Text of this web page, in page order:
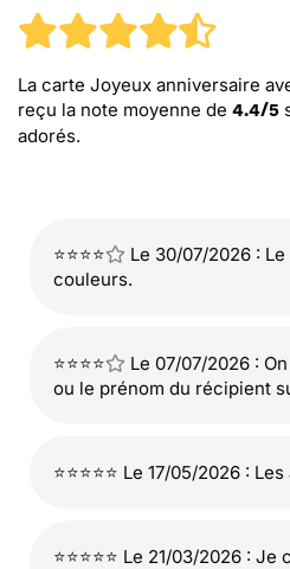
La carte Joyeux anniversaire
reçu la note moyenne de 4.4/5
adorés.
⭐⭐⭐⭐
Le 30/07/2026 :
couleurs.
⭐⭐⭐⭐
Le 07/07/2026 :
ou le prénom du récipient
⭐⭐⭐⭐⭐ Le 17/05/2026 :
⭐⭐⭐⭐⭐ Le 21/03/2026 :